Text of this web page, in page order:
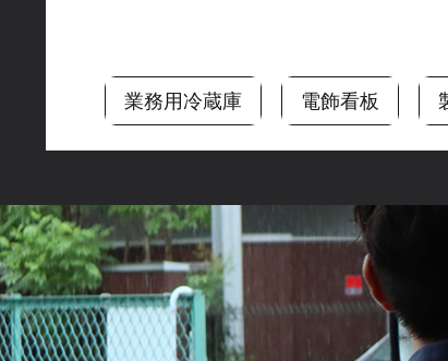
業務用冷蔵庫 電飾看板